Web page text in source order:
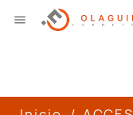
